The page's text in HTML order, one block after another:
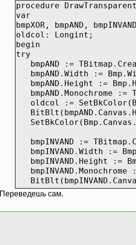
procedure
var
bmpXOR, bmpAND,
oldcol: Longint;
begin
try
bmpAND :=
bmpAND.Width :=
bmpAND.Height :=
bmpAND.Monochrome :=
oldcol :=
bmpINVAND :=
bmpINVAND.Width :=
bmpINVAND.Height :=
bmpXOR :=
bmpXOR.Width :=
Переведешь сам.